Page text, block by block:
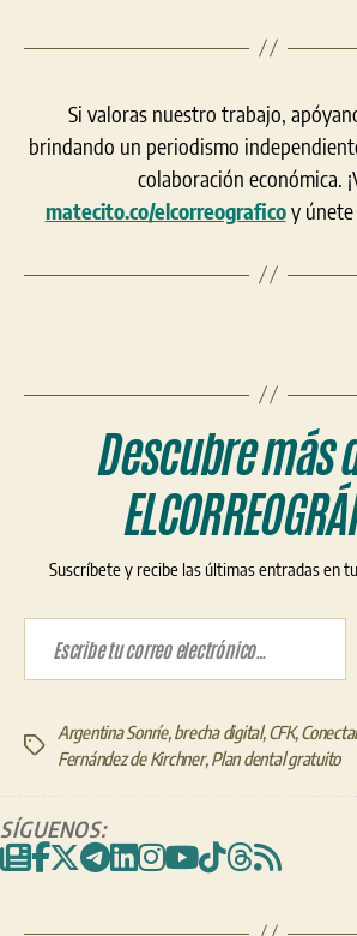
Si valoras nuestro trabajo,
brindando un periodismo
colaboración económica.
matecito.co/elcorreograficoy únete
Descubre más
Suscríbete y recibe las últimas entradas en
Escribe tu correo electrónico…
Etiquetas
Argentina Sonríe,brecha digital,CFK,
Fernández de Kirchner,Plan dental gratuito
SÍGUENOS: